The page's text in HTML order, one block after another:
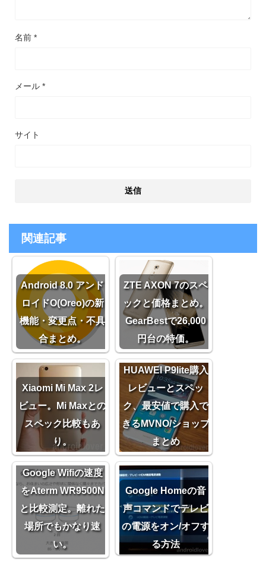
名前 *
メール *
サイト
関連記事
Android 8.0 アンド
ロイドO(Oreo)の新
機能・変更点・不具
合まとめ。
ZTE AXON 7のスペ
ックと価格まとめ。
GearBestで26,000
円台の特価。
Xiaomi Mi Max 2レ
ビュー。Mi Maxとの
スペック比較もあ
り。
HUAWEI P9lite購入
レビューとスペッ
ク、最安値で購入で
きるMVNO/ショップ
まとめ
Google Wifiの速度
をAterm WR9500N
と比較測定。離れた
場所でもかなり速
い。
Google Homeの音
声コマンドでテレビ
の電源をオン/オフす
る方法